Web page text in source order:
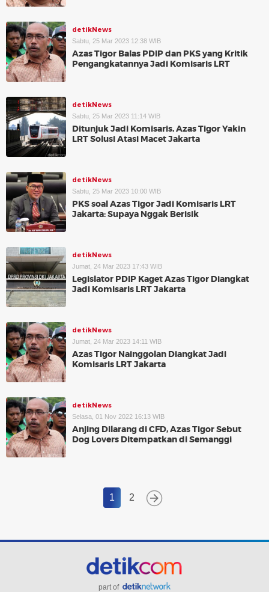
detikNews
Sabtu, 25 Mar 2023 12:38 WIB
Azas Tigor Balas PDIP dan PKS yang Kritik
Pengangkatannya Jadi Komisaris LRT
detikNews
Sabtu, 25 Mar 2023 11:14 WIB
Ditunjuk Jadi Komisaris, Azas Tigor Yakin
LRT Solusi Atasi Macet Jakarta
detikNews
Sabtu, 25 Mar 2023 10:00 WIB
PKS soal Azas Tigor Jadi Komisaris LRT
Jakarta: Supaya Nggak Berisik
detikNews
Jumat, 24 Mar 2023 17:43 WIB
Legislator PDIP Kaget Azas Tigor Diangkat
Jadi Komisaris LRT Jakarta
detikNews
Jumat, 24 Mar 2023 14:11 WIB
Azas Tigor Nainggolan Diangkat Jadi
Komisaris LRT Jakarta
detikNews
Selasa, 01 Nov 2022 16:13 WIB
Anjing Dilarang di CFD, Azas Tigor Sebut
Dog Lovers Ditempatkan di Semanggi
1 2
part of